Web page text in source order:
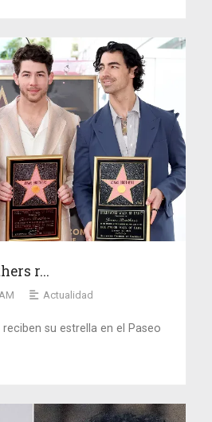
r...
Actualidad
reciben su estrella en el Paseo